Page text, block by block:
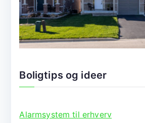
Boligtips og ideer
Alarmsystem til erhverv